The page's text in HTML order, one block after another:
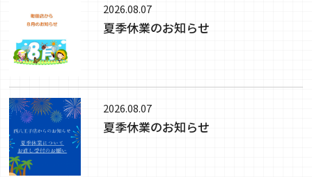
2026.08.07
夏季休業のお知らせ
2026.08.07
夏季休業のお知らせ